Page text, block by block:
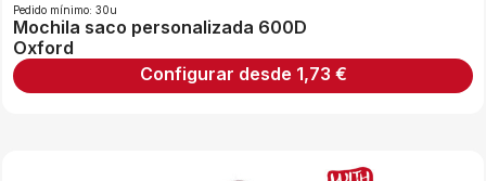
Pedido mínimo: 30u
Mochila saco personalizada 600D
Oxford
Configurar desde 1,73 €